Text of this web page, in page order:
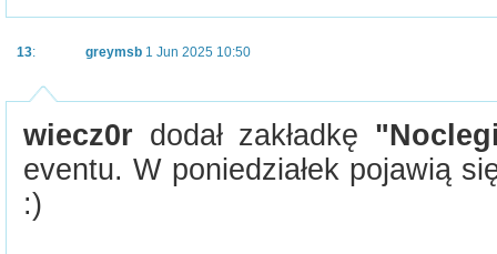
13: greymsb 1 Jun 2025 10:50
wiecz0r dodał zakładkę
eventu. W poniedziałek pojawią
:)